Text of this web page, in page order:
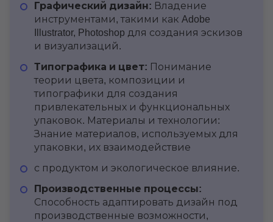
Графический дизайн: Владение
инструментами, такими как Adobe
Illustrator, Photoshop для создания эскизов
и визуализаций.
Типографика и цвет: Понимание
теории цвета, композиции и
типографики для создания
привлекательных и функциональных
упаковок. Материалы и технологии:
Знание материалов, используемых для
упаковки, их взаимодействие
с продуктом и экологическое влияние.
Производственные процессы:
Способность адаптировать дизайн под
производственные возможности,